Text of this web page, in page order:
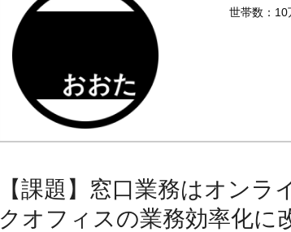
世帯数：
【課題】窓口業務はオンラ
クオフィスの業務効率化に